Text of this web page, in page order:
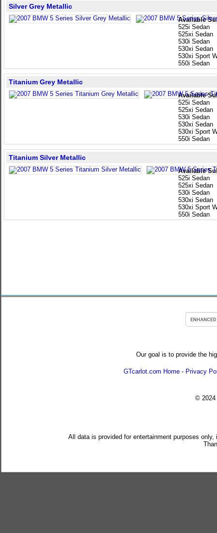
Available
525i Sedan
525xi Sedan
530i Sedan
530xi Sedan
530xi Sport
550i Sedan
Silver Grey Metallic
Available
525i Sedan
525xi Sedan
530i Sedan
530xi Sedan
530xi Sport
550i Sedan
Titanium Grey Metallic
Available
525i Sedan
525xi Sedan
530i Sedan
530xi Sedan
530xi Sport
550i Sedan
Titanium Silver Metallic
Our goal is to provide the
GTcarlot.com Home - Privacy
© 2024
All data is provided for entertainment purposes